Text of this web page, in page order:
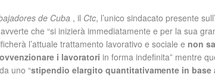
de Cuba , il Ctc, l’unico sindacato presente
che “si inizierà immediatamente e per la sua
l’attuale trattamento lavorativo e sociale e non
i lavoratori in forma indefinita” mentre
uno “stipendio elargito quantitativamente in base